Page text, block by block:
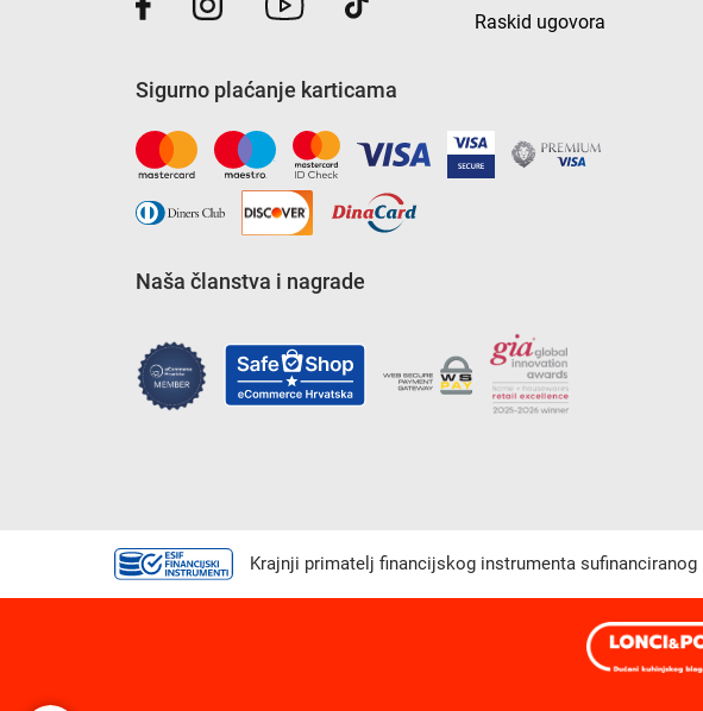
Raskid ugovora
Sigurno plaćanje karticama
Naša članstva i nagrade
Krajnji primatelj financijskog instrumenta sufinanciranog